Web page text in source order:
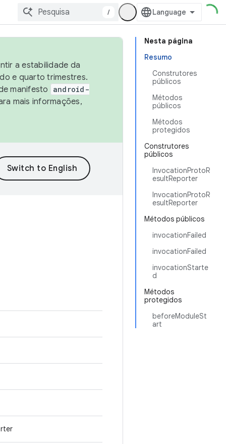
/
Nesta página
Resumo
Construtores
públicos
Métodos
públicos
Métodos
protegidos
Construtores
públicos
InvocationProtoR
esultReporter
InvocationProtoR
esultReporter
Métodos públicos
invocationFailed
invocationFailed
invocationStarte
d
Métodos
protegidos
beforeModuleSt
art
a estabilidade da
e quarto trimestres.
manifesto
android-
mais informações,